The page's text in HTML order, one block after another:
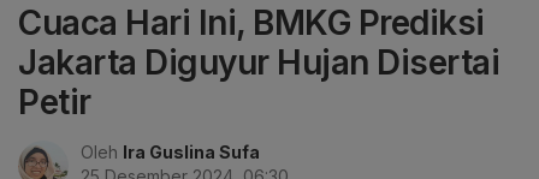
Cuaca Hari Ini, BMKG Prediksi
Jakarta Diguyur Hujan Disertai
Petir
Oleh Ira Guslina Sufa